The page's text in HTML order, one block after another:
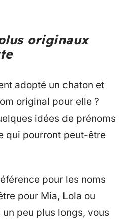
originaux
adopté un chaton et
original pour elle ?
idées de prénoms
qui pourront peut-être
pour les noms
pour Mia, Lola ou
un peu plus longs, vous